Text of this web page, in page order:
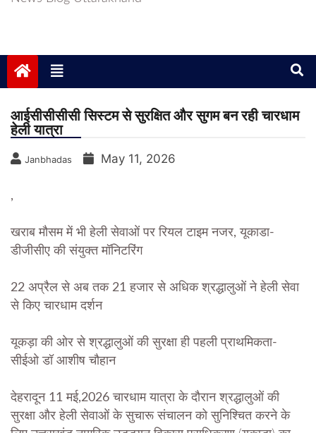
आईसीसीसीसी सिस्टम से सुरक्षित और सुगम बन रही चारधाम
हेली यात्रा
Janbhadas May 11, 2026
,
खराब मौसम में भी हेली सेवाओं पर रियल टाइम नजर, यूकाडा-
डीजीसीए की संयुक्त मॉनिटरिंग
22 अप्रैल से अब तक 21 हजार से अधिक श्रद्धालुओं ने हेली सेवा
से किए चारधाम दर्शन
यूकड़ा की ओर से श्रद्धालुओं की सुरक्षा ही पहली प्राथमिकता-
सीईओ डॉ आशीष चौहान
देहरादून 11 मई,2026चारधाम यात्रा के दौरान श्रद्धालुओं की
सुरक्षा और हेली सेवाओं के सुचारू संचालन को सुनिश्चित करने के